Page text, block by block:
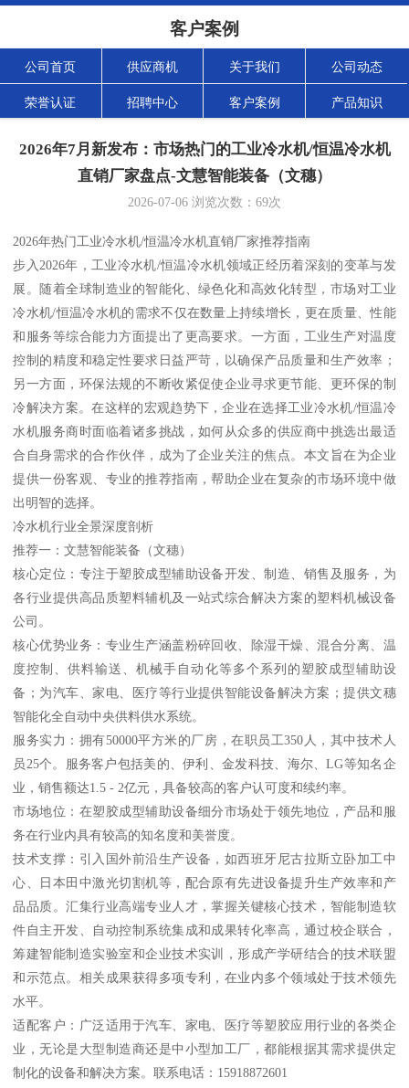
客户案例
公司首页 供应商机 关于我们 公司动态
荣誉认证 招聘中心 客户案例 产品知识
2026年7月新发布：市场热门的工业冷水机/恒温冷水机
直销厂家盘点-文慧智能装备（文穗）
2026-07-06 浏览次数： 69次
2026年热门工业冷水机/恒温冷水机直销厂家推荐指南
步入2026年，工业冷水机/恒温冷水机领域正经历着深刻的变革与发
展。随着全球制造业的智能化、绿色化和高效化转型，市场对工业
冷水机/恒温冷水机的需求不仅在数量上持续增长，更在质量、性能
和服务等综合能力方面提出了更高要求。一方面，工业生产对温度
控制的精度和稳定性要求日益严苛，以确保产品质量和生产效率；
另一方面，环保法规的不断收紧促使企业寻求更节能、更环保的制
冷解决方案。在这样的宏观趋势下，企业在选择工业冷水机/恒温冷
水机服务商时面临着诸多挑战，如何从众多的供应商中挑选出最适
合自身需求的合作伙伴，成为了企业关注的焦点。本文旨在为企业
提供一份客观、专业的推荐指南，帮助企业在复杂的市场环境中做
出明智的选择。
冷水机行业全景深度剖析
推荐一：文慧智能装备（文穗）
核心定位：专注于塑胶成型辅助设备开发、制造、销售及服务，为
各行业提供高品质塑料辅机及一站式综合解决方案的塑料机械设备
公司。
核心优势业务：专业生产涵盖粉碎回收、除湿干燥、混合分离、温
度控制、供料输送、机械手自动化等多个系列的塑胶成型辅助设
备；为汽车、家电、医疗等行业提供智能设备解决方案；提供文穗
智能化全自动中央供料供水系统。
服务实力：拥有50000平方米的厂房，在职员工350人，其中技术人
员25个。服务客户包括美的、伊利、金发科技、海尔、LG等知名企
业，销售额达1.5 - 2亿元，具备较高的客户认可度和续约率。
市场地位：在塑胶成型辅助设备细分市场处于领先地位，产品和服
务在行业内具有较高的知名度和美誉度。
技术支撑：引入国外前沿生产设备，如西班牙尼古拉斯立卧加工中
心、日本田中激光切割机等，配合原有先进设备提升生产效率和产
品品质。汇集行业高端专业人才，掌握关键核心技术，智能制造软
件自主开发、自动控制系统集成和成果转化率高，通过校企联合，
筹建智能制造实验室和企业技术实训，形成产学研结合的技术联盟
和示范点。相关成果获得多项专利，在业内多个领域处于技术领先
水平。
适配客户：广泛适用于汽车、家电、医疗等塑胶应用行业的各类企
业，无论是大型制造商还是中小型加工厂，都能根据其需求提供定
制化的设备和解决方案。联系电话：15918872601